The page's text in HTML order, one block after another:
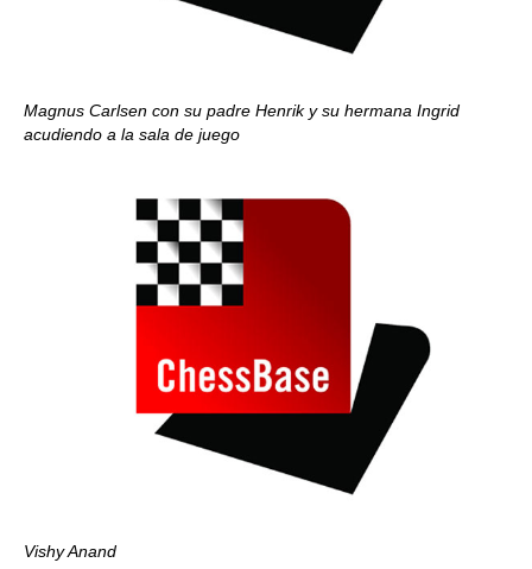
Magnus Carlsen con su padre Henrik y su hermana Ingrid
acudiendo a la sala de juego
Vishy Anand